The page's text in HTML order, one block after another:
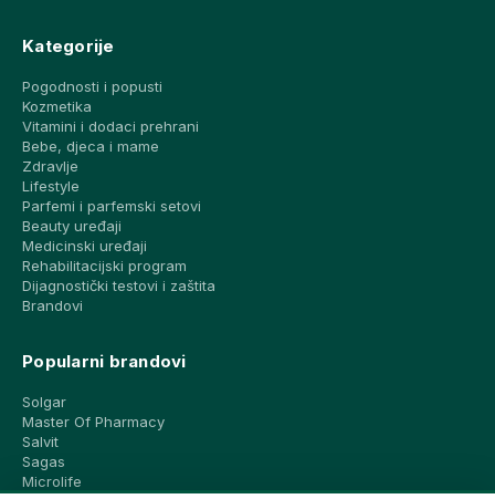
Kategorije
Pogodnosti i popusti
Kozmetika
Vitamini i dodaci prehrani
Bebe, djeca i mame
Zdravlje
Lifestyle
Parfemi i parfemski setovi
Beauty uređaji
Medicinski uređaji
Rehabilitacijski program
Dijagnostički testovi i zaštita
Brandovi
Popularni brandovi
Solgar
Master Of Pharmacy
Salvit
Sagas
Microlife